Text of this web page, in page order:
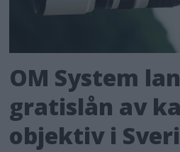
OM System
gratislån av
objektiv i